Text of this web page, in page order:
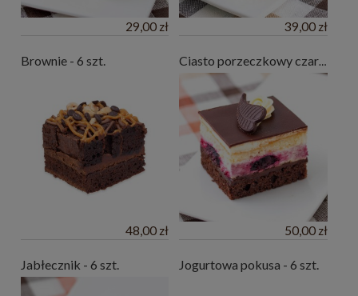
29,00 zł 39,00 zł
Brownie - 6 szt.
48,00 zł
Ciasto porzeczkowy czar (6 szt.)
50,00 zł
Jabłecznik - 6 szt. Jogurtowa pokusa - 6 szt.